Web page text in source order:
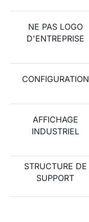
NE PAS LOGO
D'ENTREPRISE
CONFIGURATION
AFFICHAGE
INDUSTRIEL
STRUCTURE DE
SUPPORT